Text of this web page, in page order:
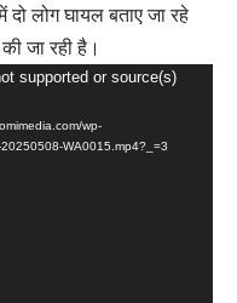
लोग घायल बताए जा रहे
जा रही है।
supported or source(s)
wp-
WA0015.mp4?_=3